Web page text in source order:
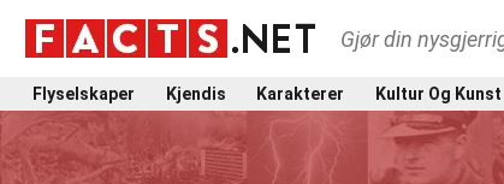
Gjør din
Flyselskaper Kjendis Karakterer Kultur Og Kunst